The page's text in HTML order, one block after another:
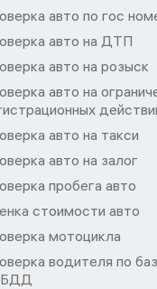
авто по гос
авто на ДТП
авто на розыск
авто на
авто на такси
авто на залог
пробега авто
стоимости авто
мотоцикла
водителя по